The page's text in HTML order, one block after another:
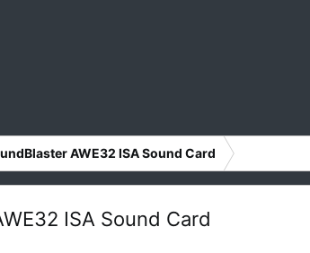
AWE32 ISA Sound Card
ISA Sound Card